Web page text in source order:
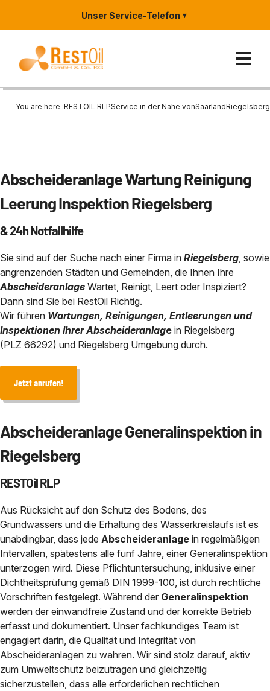
Unser Service-Telefon
Reinigung und Entleerung von
Abscheideranlagen,
Wartung
Entsorgung Ölabscheider
Abscheidersanierung
Sicherheit durch eANV
Entsorgung
Entsorgung und Verwertung
Entsorgung von
Entsorgung von
Chemisch physikalische
Branchen
Zertifizierungen
Metallverabeitung / Industrie
KFZ-Werkstatt
Bauhof / Feuerwehr
Geothermie und HDD-Spülbohr
Service in der Nähe von
Rheinland-Pfalz
Hessen
Bayern
Baden-Württemberg
Über uns
Kontakt
You are here :RESTOIL RLPService in der Nähe vonSaarlandRiegelsberg
Abscheideranlage Wartung Reinigung
Leerung Inspektion Riegelsberg
& 24h Notfallhilfe
Sie sind auf der Suche nach einer Firma in Riegelsberg , sowie
angrenzenden Städten und Gemeinden, die Ihnen Ihre
Abscheideranlage Wartet, Reinigt, Leert oder Inspiziert?
Dann sind Sie bei RestOil Richtig.
Wir führen Wartungen, Reinigungen, Entleerungen und
Inspektionen Ihrer Abscheideranlage in Riegelsberg
(PLZ 66292) und Riegelsberg Umgebung durch.
Jetzt anrufen!
Abscheideranlage Generalinspektion in
Riegelsberg
RESTOil RLP
Aus Rücksicht auf den Schutz des Bodens, des
Grundwassers und die Erhaltung des Wasserkreislaufs ist es
unabdingbar, dass jede Abscheideranlage in regelmäßigen
Intervallen, spätestens alle fünf Jahre, einer Generalinspektion
unterzogen wird. Diese Pflichtuntersuchung, inklusive einer
Dichtheitsprüfung gemäß DIN 1999-100, ist durch rechtliche
Vorschriften festgelegt. Während der Generalinspektion
werden der einwandfreie Zustand und der korrekte Betrieb
erfasst und dokumentiert. Unser fachkundiges Team ist
engagiert darin, die Qualität und Integrität von
Abscheideranlagen zu wahren. Wir sind stolz darauf, aktiv
zum Umweltschutz beizutragen und gleichzeitig
sicherzustellen, dass alle erforderlichen rechtlichen